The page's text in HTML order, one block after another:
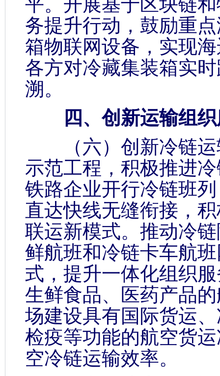
务提升行动，鼓励重
箱物联网设备，实现
各方对冷藏集装箱实
溯。
四、创新运输组织
（六）创新冷链运
示范工程，积极推进
铁路企业开行冷链班
直达快线无缝衔接，
联运新模式。推动冷
鲜航班和冷链卡车航
式，提升一体化组织
生鲜食品、医药产品
场建设具有国际货运
检疫等功能的航空货
空冷链运输效率。